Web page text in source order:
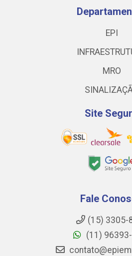
EPI
MRO
Site
Fale
(15) 3305-
(11)